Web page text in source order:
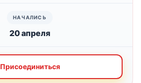
20 апреля
Присоединиться